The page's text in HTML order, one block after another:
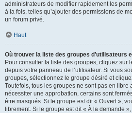
administrateurs de modifier rapidement les
à la fois, telles qu’ajouter des permissions de
un forum privé.
Haut
Où trouver la liste des groupes d’utilisateurs
Pour consulter la liste des groupes, cliquez sur
depuis votre panneau de l’utilisateur. Si vous
groupes, sélectionnez le groupe désiré et
Toutefois, tous les groupes ne sont pas en libre
nécessiter une approbation, certains sont
être masqués. Si le groupe est dit « Ouvert »,
librement. Si le groupe est dit « À la demande